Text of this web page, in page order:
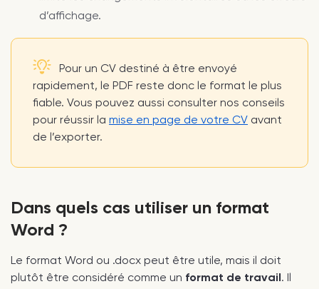
d’affichage.
Pour un CV destiné à être envoyé
rapidement, le PDF reste donc le format le plus
fiable. Vous pouvez aussi consulter nos conseils
pour réussir la mise en page de votre CV avant
de l’exporter.
Dans quels cas utiliser un format
Word ?
Le format Word ou .docx peut être utile, mais il doit
plutôt être considéré comme un format de travail. Il